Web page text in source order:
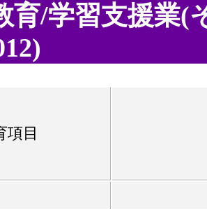
育/学習支援業(
項目